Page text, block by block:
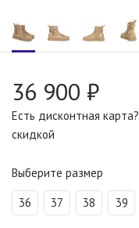
36 900 ₽
Есть дисконтная карта?
скидкой
Выберите размер
36 37 38 39